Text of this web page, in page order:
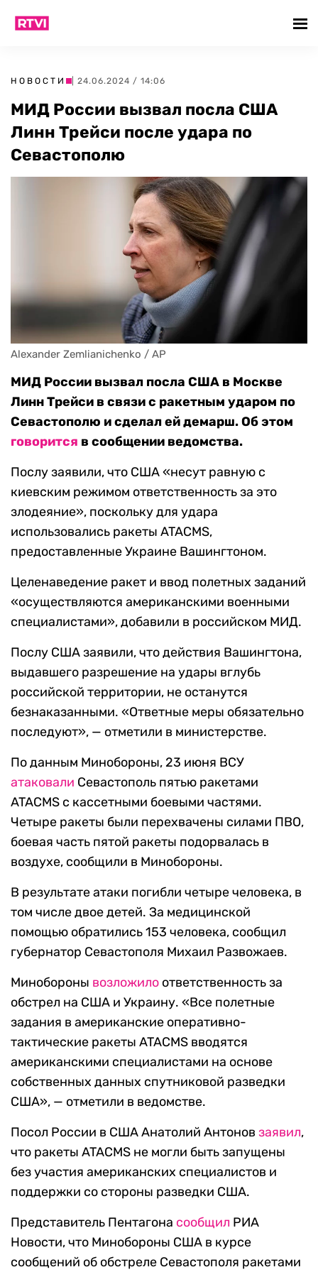
НОВОСТИ | 24.06.2024 / 14:06
МИД России вызвал посла США
Линн Трейси после удара по
Севастополю
Alexander Zemlianichenko / AP
МИД России вызвал посла США в Москве
Линн Трейси в связи с ракетным ударом по
Севастополю и сделал ей демарш. Об этом
говорится в сообщении ведомства.
Послу заявили, что США «несут равную с
киевским режимом ответственность за это
злодеяние», поскольку для удара
использовались ракеты ATACMS,
предоставленные Украине Вашингтоном.
Целенаведение ракет и ввод полетных заданий
«осуществляются американскими военными
специалистами», добавили в российском МИД.
Послу США заявили, что действия Вашингтона,
выдавшего разрешение на удары вглубь
российской территории, не останутся
безнаказанными. «Ответные меры обязательно
последуют», — отметили в министерстве.
По данным Минобороны, 23 июня ВСУ
атаковали Севастополь пятью ракетами
ATACMS с кассетными боевыми частями.
Четыре ракеты были перехвачены силами ПВО,
боевая часть пятой ракеты подорвалась в
воздухе, сообщили в Минобороны.
В результате атаки погибли четыре человека, в
том числе двое детей. За медицинской
помощью обратились 153 человека, сообщил
губернатор Севастополя Михаил Развожаев.
Минобороны возложило ответственность за
обстрел на США и Украину. «Все полетные
задания в американские оперативно-
тактические ракеты ATACMS вводятся
американскими специалистами на основе
собственных данных спутниковой разведки
США», — отметили в ведомстве.
Посол России в США Анатолий Антонов заявил,
что ракеты ATACMS не могли быть запущены
без участия американских специалистов и
поддержки со стороны разведки США.
Представитель Пентагона сообщил РИА
Новости, что Минобороны США в курсе
сообщений об обстреле Севастополя ракетами